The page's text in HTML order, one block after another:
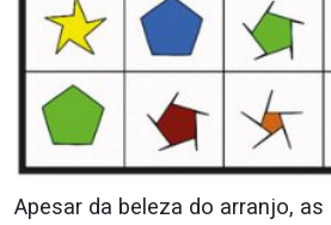
Apesar da beleza do arranjo,